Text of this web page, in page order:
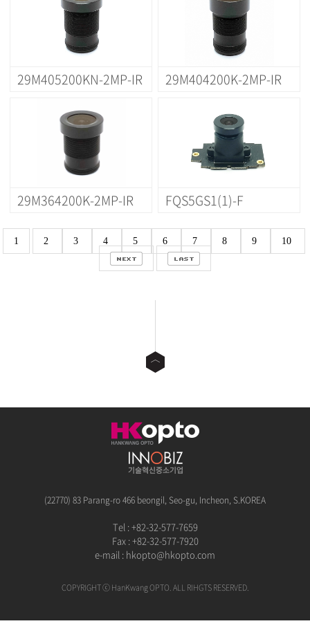
29M405200KN-2MP-IR 29M404200K-2MP-IR
29M364200K-2MP-IR FQS5GS1(1)-F
1 2 3 4 5 6 7 8 9 10
(22770) 83 Parang-ro 466 beongil, Seo-gu, Incheon, S.KOREA
Tel : +82-32-577-7659
Fax : +82-32-577-7920
e-mail : hkopto@hkopto.com
COPYRIGHT ⓒ HanKwang OPTO. ALL RIHGTS RESERVED.